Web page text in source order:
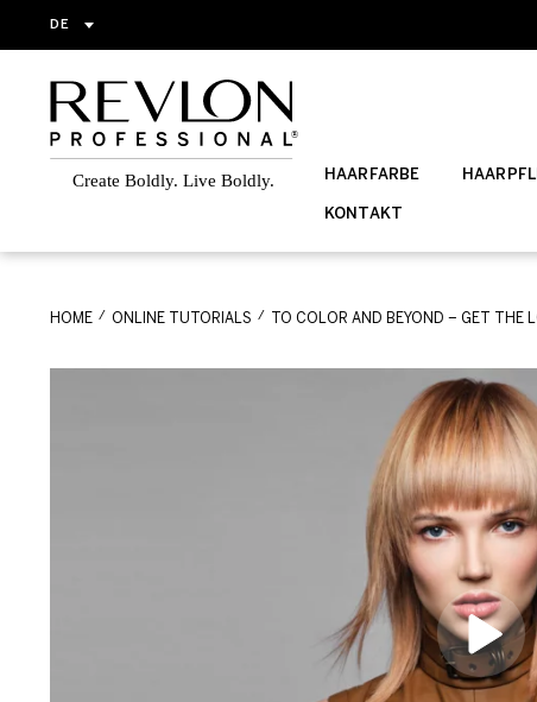
DE
HAARFARBE
KONTAKT
HOME ONLINE TUTORIALS TO COLOR AND BEYOND – GET THE